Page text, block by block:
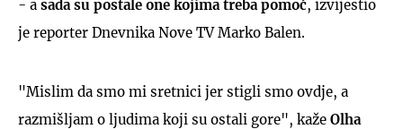
- a sada su postale one kojima treba pomoć, izvijestio
je reporter Dnevnika Nove TV Marko Balen.
"Mislim da smo mi sretnici jer stigli smo ovdje, a
razmišljam o ljudima koji su ostali gore", kaže Olha